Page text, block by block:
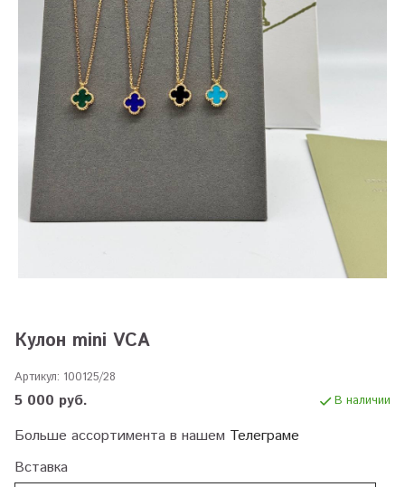
Кулон mini VCA
Артикул: 100125/28
5 000 руб. В наличии
Больше ассортимента в нашем Телеграме
Вставка